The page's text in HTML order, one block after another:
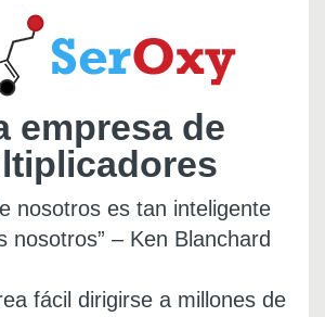
empresa de
nosotros es tan inteligente
nosotros” – Ken Blanchard
fácil dirigirse a millones de